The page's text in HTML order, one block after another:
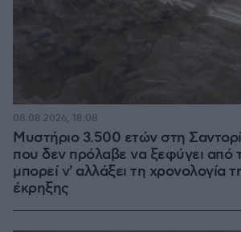
Μυστήριο 3.500 ετών στη
που δεν πρόλαβε να ξεφύγει από
μπορεί ν' αλλάξει τη χρονολογία
έκρηξης
08.08.2026, 18:08